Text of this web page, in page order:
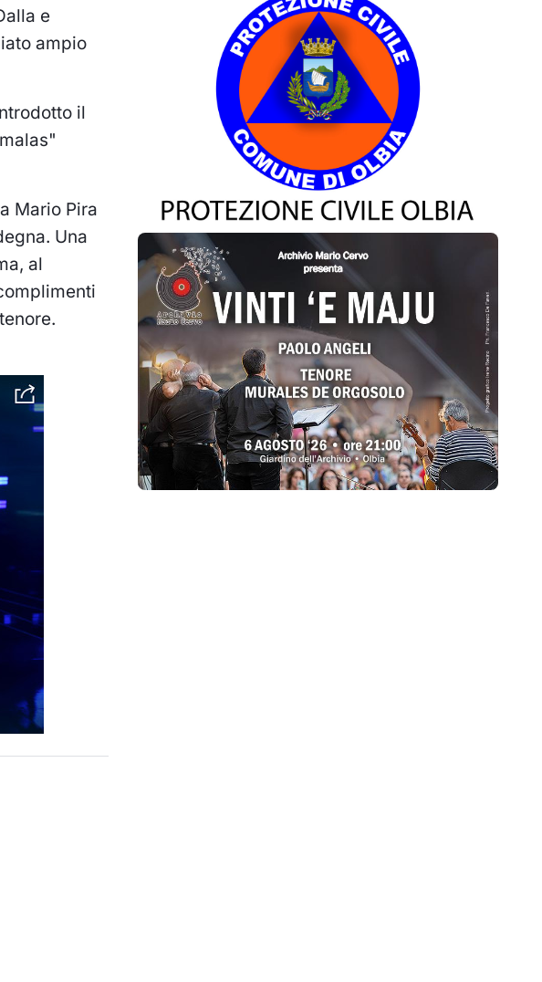
e
ampio
il
Mario Pira
Una
al